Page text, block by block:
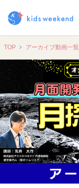
TOP アーカイブ動画一覧